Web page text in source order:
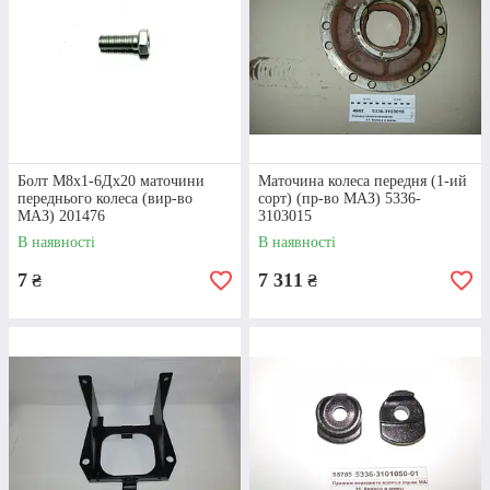
Болт М8х1-6Дх20 маточини
переднього колеса (вир-во
МАЗ) 201476
В наявності
7 ₴
Маточина колеса передня (1-ий
сорт) (пр-во МАЗ) 5336-
3103015
В наявності
7 311 ₴